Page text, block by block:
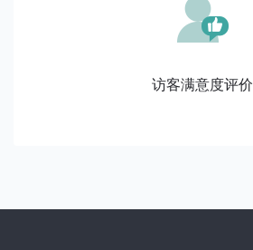
访客满意度评价